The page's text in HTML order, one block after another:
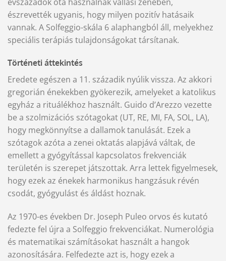
észrevették ugyanis, hogy milyen pozitív hatásaik
vannak. A Solfeggio-skála 6 alaphangból áll, melyekhez
speciális terápiás tulajdonságokat társítanak.
Történeti áttekintés
Eredete egészen a 11. századik nyúlik vissza. Az akkori
gregorián énekekben gyökerezik, amelyeket a katolikus
egyház a rituálékhoz használt. Guido d’Arezzo vezette
be a szolmizációs szótagokat (UT, RE, MI, FA, SOL, LA),
hogy megkönnyítse a dallamok tanulását. Ezek a
szótagok azóta a zenei oktatás alapjává váltak, de
emellett a gyógyítással kapcsolatos frekvenciák
területén is szerepet játszottak. Arra lettek figyelmesek,
hogy ezek az énekek harmonikus hangzásuk révén
csodát, gyógyulást és áldást hoznak.
Az 1970-es években Dr. Joseph Puleo orvos és kutató
fedezte fel újra a Solfeggio frekvenciákat. Numerológia
és matematikai számításokat használt a hangok
azonosítására. Felfedezte azt is, hogy ezek a